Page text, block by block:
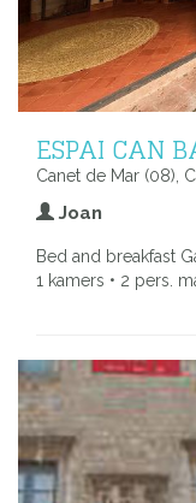
ESPAI CAN
Canet de Mar (08),
Joan
Bed and breakfast
1 kamers • 2 pers.